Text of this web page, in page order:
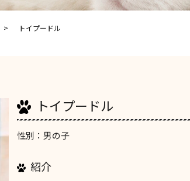
トイプードル
トイプードル
性別：男の子
紹介